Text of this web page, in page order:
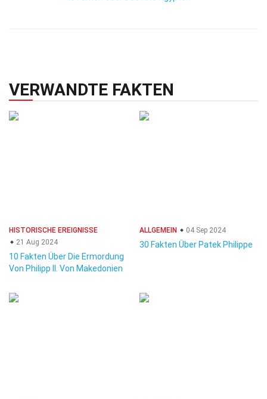
VERWANDTE FAKTEN
HISTORISCHE EREIGNISSE
21 Aug 2024
10 Fakten Über Die Ermordung
Von Philipp II. Von Makedonien
ALLGEMEIN 04 Sep 2024
30 Fakten Über Patek Philippe